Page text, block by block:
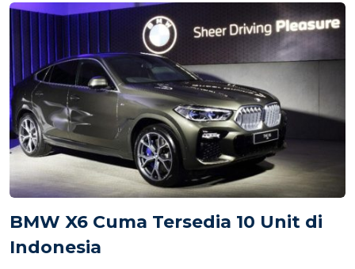
BMW X6 Cuma Tersedia 10 Unit di
Indonesia